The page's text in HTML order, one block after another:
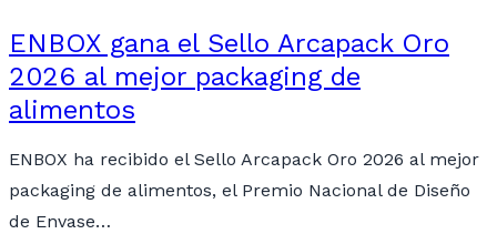
ENBOX gana el Sello Arcapack Oro
2026 al mejor packaging de
alimentos
ENBOX ha recibido el Sello Arcapack Oro 2026 al mejor
packaging de alimentos, el Premio Nacional de Diseño
de Envase…